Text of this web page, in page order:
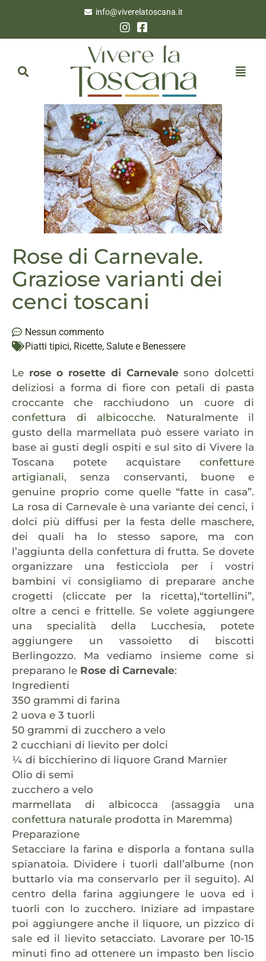
info@viverelatoscana.it
Rose di Carnevale.
Graziose varianti dei
cenci toscani
Nessun commento
Piatti tipici, Ricette, Salute e Benessere
Le rose o rosette di Carnevalesono dolcetti
deliziosi a forma di fiore con petali di pasta
croccante che racchiudono un cuore di
confettura di albicocche. Naturalmente il
gusto della marmellata può essere variato in
base ai gusti degli ospiti e sul sito di Vivere la
Toscana potete acquistare confetture
artigianali, senza conservanti, buone e
genuine proprio come quelle “fatte in casa”.
La rosa di Carnevale è una variante dei cenci, i
dolci più diffusi per la festa delle maschere,
dei quali ha lo stesso sapore, ma con
l’aggiunta della confettura di frutta. Se dovete
organizzare una festicciola per i vostri
bambini vi consigliamo di preparare anche
crogetti (cliccate per la ricetta),“tortellini”,
oltre a cenci e frittelle. Se volete aggiungere
una specialità della Lucchesia, potete
aggiungere un vassoietto di biscotti
Berlingozzo. Ma vediamo insieme come si
preparano le Rose di Carnevale:
Ingredienti
350 grammi di farina
2 uova e 3 tuorli
50 grammi di zucchero a velo
2 cucchiani di lievito per dolci
¼ di bicchierino di liquore Grand Marnier
Olio di semi
zucchero a velo
marmellata di albicocca (assaggia una
confettura naturale prodotta in Maremma)
Preparazione
Setacciare la farina e disporla a fontana sulla
spianatoia. Dividere i tuorli dall’albume (non
buttarlo via ma conservarlo per il seguito). Al
centro della farina aggiungere le uova ed i
tuorli con lo zucchero. Iniziare ad impastare
poi aggiungere anche il liquore, un pizzico di
sale ed il lievito setacciato. Lavorare per 10-15
minuti fino ad ottenere un impasto ben liscio